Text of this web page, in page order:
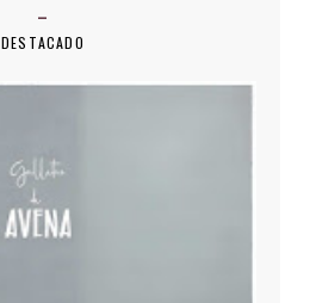
DESTACADO